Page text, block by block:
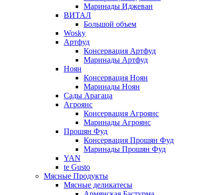
Маринады Иджеван
ВИТАЛ
Большой объем
Wosky
Артфуд
Консервация Артфуд
Маринады Артфуд
Ноян
Консервация Ноян
Маринады Ноян
Сады Арагаца
Агроянс
Консервация Агроянс
Маринады Агроянс
Прошян Фуд
Консервация Прошян Фуд
Маринады Прошян Фуд
YAN
te Gusto
Мясные Продукты
Мясные деликатесы